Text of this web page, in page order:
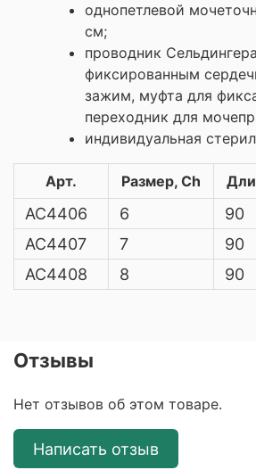
однопетлевой
см;
проводник
фиксированным
зажим, муфта для
переходник для
индивидуальная
Арт. Размер, Ch
AC4406 6 90
AC4407
7 90
AC4408
8 90
Отзывы
Нет отзывов об этом товаре.
Написать отзыв